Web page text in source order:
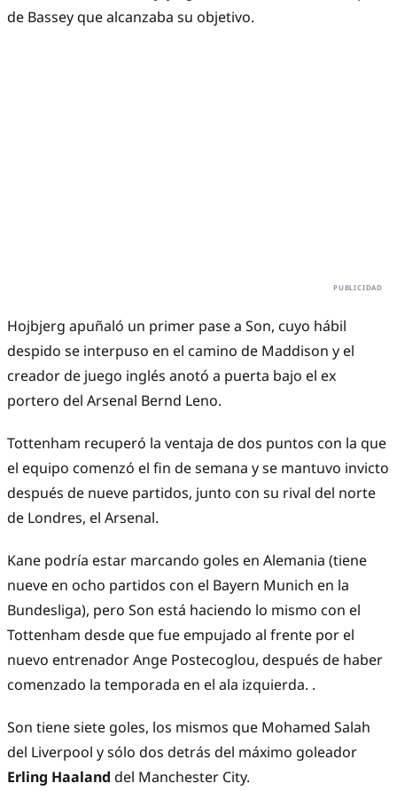
de Bassey que alcanzaba su objetivo.
Hojbjerg apuñaló un primer pase a Son, cuyo hábil
despido se interpuso en el camino de Maddison y el
creador de juego inglés anotó a puerta bajo el ex
portero del Arsenal Bernd Leno.
Tottenham recuperó la ventaja de dos puntos con la que
el equipo comenzó el fin de semana y se mantuvo invicto
después de nueve partidos, junto con su rival del norte
de Londres, el Arsenal.
Kane podría estar marcando goles en Alemania (tiene
nueve en ocho partidos con el Bayern Munich en la
Bundesliga), pero Son está haciendo lo mismo con el
Tottenham desde que fue empujado al frente por el
nuevo entrenador Ange Postecoglou, después de haber
comenzado la temporada en el ala izquierda. .
Son tiene siete goles, los mismos que Mohamed Salah
del Liverpool y sólo dos detrás del máximo goleador
Erling Haaland del Manchester City.